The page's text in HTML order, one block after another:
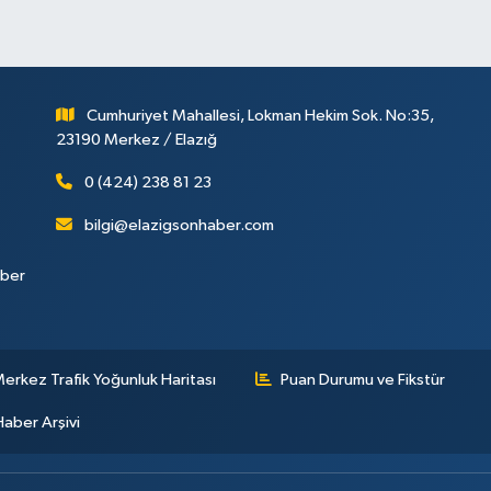
Cumhuriyet Mahallesi, Lokman Hekim Sok. No:35,
23190 Merkez / Elazığ
0 (424) 238 81 23
bilgi@elazigsonhaber.com
Trafik Yoğunluk Haritası Puan Durumu ve Fikstür
Arşivi